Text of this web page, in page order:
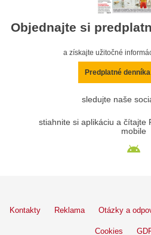
Objednajte si
a získajte užitočné
Predplatné
sledujte naše
stiahnite si aplikáciu a čítajte
mobile
Kontakty Reklama Otázky a
Cookies